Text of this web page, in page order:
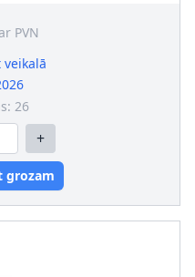
personālam!
:W2,1 x 9,5
PVN
veikalā
26
+
grozam